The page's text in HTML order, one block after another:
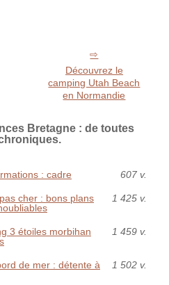
Découvrez le
camping Utah Beach
en Normandie
Bretagne : de toutes
: cadre 607 v.
cher : bons plans
1 425 v.
3 étoiles morbihan
1 459 v.
de mer : détente à
1 502 v.